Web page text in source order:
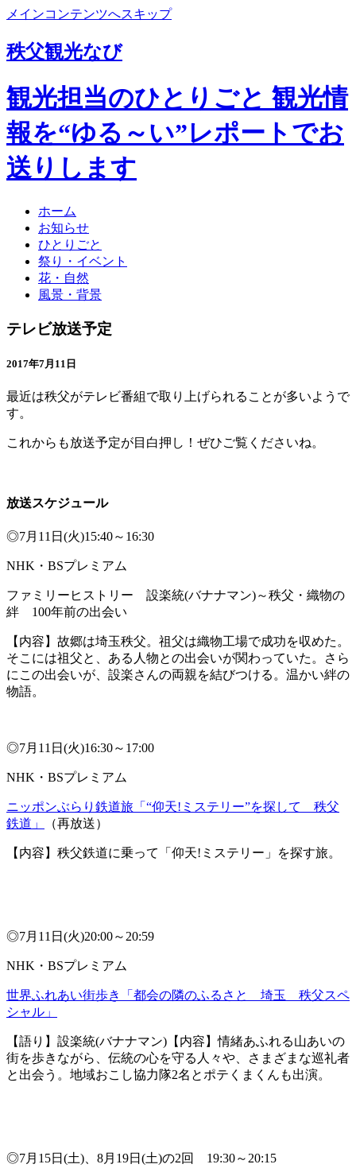
メインコンテンツへスキップ
秩父観光なび
観光担当のひとりごと 観光情
報を“ゆる～い”レポートでお
送りします
ホーム
お知らせ
ひとりごと
祭り・イベント
花・自然
風景・背景
テレビ放送予定
2017年7月11日
最近は秩父がテレビ番組で取り上げられることが多いようで
す。
これからも放送予定が目白押し！ぜひご覧くださいね。
放送スケジュール
◎7月11日(火)15:40～16:30
NHK・BSプレミアム
ファミリーヒストリー 設楽統(バナナマン)～秩父・織物の
絆 100年前の出会い
【内容】故郷は埼玉秩父。祖父は織物工場で成功を収めた。
そこには祖父と、ある人物との出会いが関わっていた。さら
にこの出会いが、設楽さんの両親を結びつける。温かい絆の
物語。
◎7月11日(火)16:30～17:00
NHK・BSプレミアム
ニッポンぶらり鉄道旅「“仰天!ミステリー”を探して 秩父
鉄道」
（再放送）
【内容】秩父鉄道に乗って「仰天!ミステリー」を探す旅。
◎7月11日(火)20:00～20:59
NHK・BSプレミアム
世界ふれあい街歩き「都会の隣のふるさと 埼玉 秩父スペ
シャル」
【語り】設楽統(バナナマン)【内容】情緒あふれる山あいの
街を歩きながら、伝統の心を守る人々や、さまざまな巡礼者
と出会う。地域おこし協力隊2名とポテくまくんも出演。
◎7月15日(土)、8月19日(土)の2回 19:30～20:15